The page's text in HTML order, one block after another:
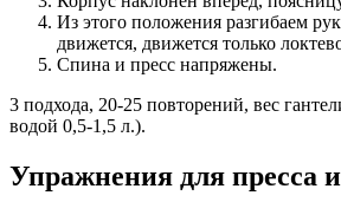
Из этого положения разгибаем
движется, движется только
Спина и пресс напряжены.
3 подхода, 20-25 повторений, вес
водой 0,5-1,5 л.).
Упражнения для пресса